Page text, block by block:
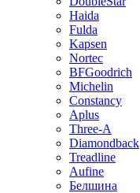
Haida
Fulda
Kapsen
Nortec
BFGoodrich
Michelin
Constancy
Aplus
Three-A
Diamondback
Treadline
Aufine
Белшина